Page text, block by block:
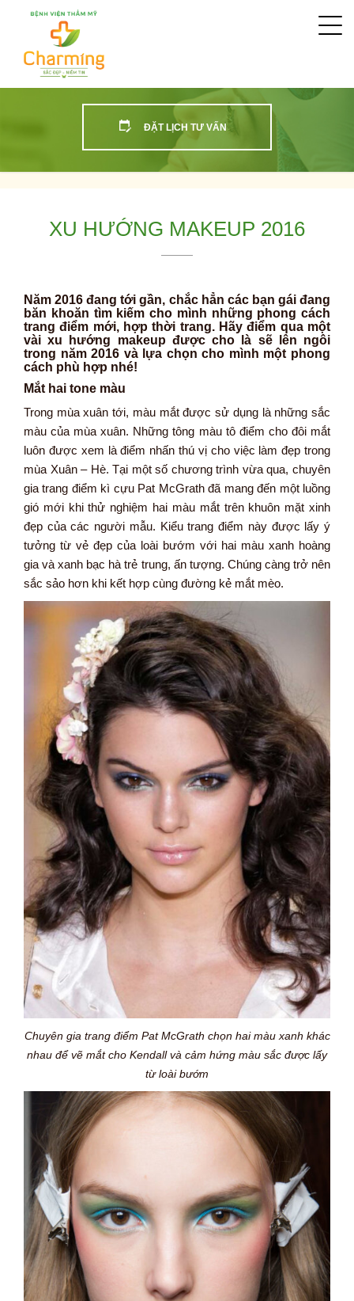
ĐẶT LỊCH TƯ VẤN
XU HƯỚNG MAKEUP 2016
Năm 2016 đang tới gần, chắc hẳn các bạn gái đang
băn khoăn tìm kiếm cho mình những phong cách
trang điểm mới, hợp thời trang. Hãy điểm qua một
vài xu hướng makeup được cho là sẽ lên ngôi
trong năm 2016 và lựa chọn cho mình một phong
cách phù hợp nhé!
Mắt hai tone màu
Trong mùa xuân tới, màu mắt được sử dụng là những sắc
màu của mùa xuân. Những tông màu tô điểm cho đôi mắt
luôn được xem là điểm nhấn thú vị cho việc làm đẹp trong
mùa Xuân – Hè. Tại một số chương trình vừa qua, chuyên
gia trang điểm kì cựu Pat McGrath đã mang đến một luồng
gió mới khi thử nghiệm hai màu mắt trên khuôn mặt xinh
đẹp của các người mẫu. Kiểu trang điểm này được lấy ý
tưởng từ vẻ đẹp của loài bướm với hai màu xanh hoàng
gia và xanh bạc hà trẻ trung, ấn tượng. Chúng càng trở nên
sắc sảo hơn khi kết hợp cùng đường kẻ mắt mèo.
Chuyên gia trang điểm Pat McGrath chọn hai màu xanh khác
nhau để vẽ mắt cho Kendall và cảm hứng màu sắc được lấy
từ loài bướm